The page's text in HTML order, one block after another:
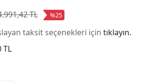
TL %25
taksit seçenekleri için tıklayın.
TL